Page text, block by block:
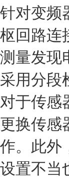
针对变频
枢回路连
测量发现
采用分段
对于传感
更换传感
作。此外
设置不当